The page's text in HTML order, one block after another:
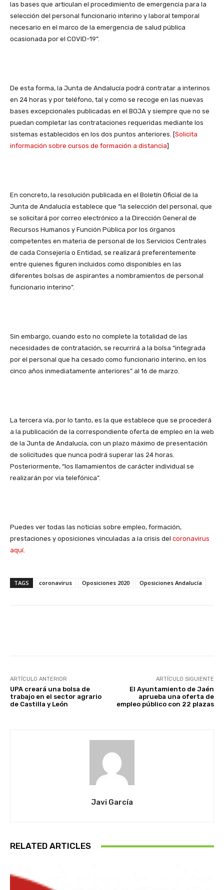
las bases que articulan el procedimiento de emergencia para la
selección del personal funcionario interino y laboral temporal
necesario en el marco de la emergencia de salud pública
ocasionada por el COVID-19”.
De esta forma, la Junta de Andalucía podrá contratar a interinos
en 24 horas y por teléfono, tal y como se recoge en las nuevas
bases excepcionales publicadas en el BOJA y siempre que no se
puedan completar las contrataciones requeridas mediante los
sistemas establecidos en los dos puntos anteriores. [Solicita
información sobre cursos de formación a distancia]
En concreto, la resolución publicada en el Boletín Oficial de la
Junta de Andalucía establece que “la selección del personal, que
se solicitará por correo electrónico a la Dirección General de
Recursos Humanos y Función Pública por los órganos
competentes en materia de personal de los Servicios Centrales
de cada Consejería o Entidad, se realizará preferentemente
entre quienes figuren incluidos como disponibles en las
diferentes bolsas de aspirantes a nombramientos de personal
funcionario interino”.
Sin embargo, cuando esto no complete la totalidad de las
necesidades de contratación, se recurrirá a la bolsa “integrada
por el personal que ha cesado como funcionario interino, en los
cinco años inmediatamente anteriores” al 16 de marzo.
La tercera vía, por lo tanto, es la que establece que se procederá
a la publicación de la correspondiente oferta de empleo en la web
de la Junta de Andalucía, con un plazo máximo de presentación
de solicitudes que nunca podrá superar las 24 horas.
Posteriormente, “los llamamientos de carácter individual se
realizarán por vía telefónica”.
Puedes ver todas las noticias sobre empleo, formación,
prestaciones y oposiciones vinculadas a la crisis del coronavirus
aquí.
TAGS coronavirus Oposiciones 2020 Oposiciones Andalucía
ARTÍCULO ANTERIOR
UPA creará una bolsa de
trabajo en el sector agrario
de Castilla y León
ARTÍCULO SIGUIENTE
El Ayuntamiento de Jaén
aprueba una oferta de
empleo público con 22 plazas
Javi García
RELATED ARTICLES